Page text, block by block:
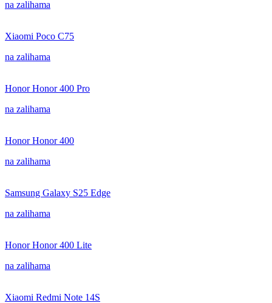
na zalihama
Xiaomi Poco C75
na zalihama
Honor Honor 400 Pro
na zalihama
Honor Honor 400
na zalihama
Samsung Galaxy S25 Edge
na zalihama
Honor Honor 400 Lite
na zalihama
Xiaomi Redmi Note 14S